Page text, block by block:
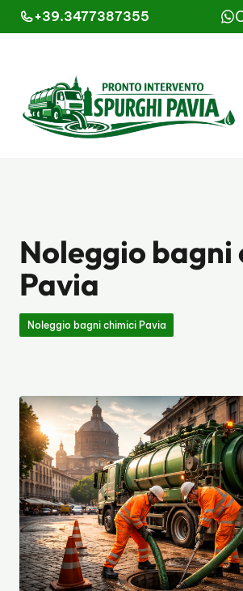
al
+39.3477387355
Noleggio bagni
Pavia
Noleggio bagni chimici Pavia